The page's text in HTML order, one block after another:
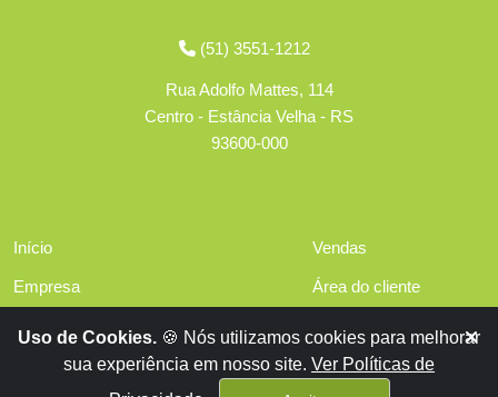
(51) 3551-1212
Rua Adolfo Mattes, 114
Centro - Estância Velha - RS
93600-000
Início
Empresa
Financiamentos
Vendas
Área do cliente
Contato
Uso de Cookies. 🍪 Nós utilizamos cookies para melhorar
sua experiência em nosso site. Ver Políticas de